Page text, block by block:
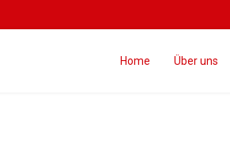
Home Über uns